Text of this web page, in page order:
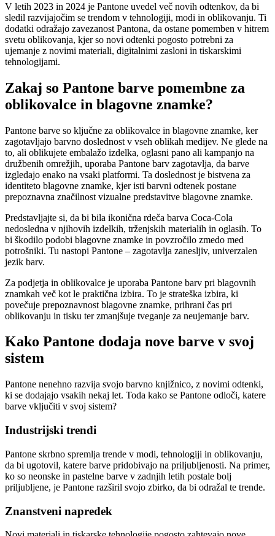
V letih 2023 in 2024 je Pantone uvedel več novih odtenkov, da bi
sledil razvijajočim se trendom v tehnologiji, modi in oblikovanju. Ti
dodatki odražajo zavezanost Pantona, da ostane pomemben v hitrem
svetu oblikovanja, kjer so novi odtenki pogosto potrebni za
ujemanje z novimi materiali, digitalnimi zasloni in tiskarskimi
tehnologijami.
Zakaj so Pantone barve pomembne za
oblikovalce in blagovne znamke?
Pantone barve so ključne za oblikovalce in blagovne znamke, ker
zagotavljajo barvno doslednost v vseh oblikah medijev. Ne glede na
to, ali oblikujete embalažo izdelka, oglasni pano ali kampanjo na
družbenih omrežjih, uporaba Pantone barv zagotavlja, da barve
izgledajo enako na vsaki platformi. Ta doslednost je bistvena za
identiteto blagovne znamke, kjer isti barvni odtenek postane
prepoznavna značilnost vizualne predstavitve blagovne znamke.
Predstavljajte si, da bi bila ikonična rdeča barva Coca-Cola
nedosledna v njihovih izdelkih, trženjskih materialih in oglasih. To
bi škodilo podobi blagovne znamke in povzročilo zmedo med
potrošniki. Tu nastopi Pantone – zagotavlja zanesljiv, univerzalen
jezik barv.
Za podjetja in oblikovalce je uporaba Pantone barv pri blagovnih
znamkah več kot le praktična izbira. To je strateška izbira, ki
povečuje prepoznavnost blagovne znamke, prihrani čas pri
oblikovanju in tisku ter zmanjšuje tveganje za neujemanje barv.
Kako Pantone dodaja nove barve v svoj
sistem
Pantone nenehno razvija svojo barvno knjižnico, z novimi odtenki,
ki se dodajajo vsakih nekaj let. Toda kako se Pantone odloči, katere
barve vključiti v svoj sistem?
Industrijski trendi
Pantone skrbno spremlja trende v modi, tehnologiji in oblikovanju,
da bi ugotovil, katere barve pridobivajo na priljubljenosti. Na primer,
ko so neonske in pastelne barve v zadnjih letih postale bolj
priljubljene, je Pantone razširil svojo zbirko, da bi odražal te trende.
Znanstveni napredek